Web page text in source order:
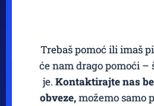
Trebaš pomoć ili imaš
će nam drago pomoći –
je. Kontaktirajte nas
obveze,možemo samo